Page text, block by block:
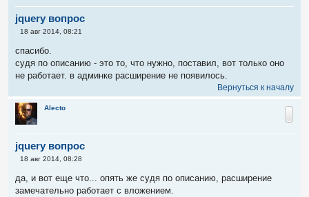
var url = $(this).attr('src'),
title = (url.indexOf('download/file.php') !== -1) ?
}).borderHover();
}
}).each(function() {
});
});
jquery вопрос
С
б
щ
н
е
18 авг 2014, 08:21
спасибо.
судя по описанию - это то, что нужно, поставил, вот только оно
не работает. в админке расширение не появилось.
Вернуться к началу
Alecto
jquery вопрос
С
б
щ
18 авг 2014, 08:28
да, и вот еще что... опять же судя по описанию, расширение
замечательно работает с вложением.